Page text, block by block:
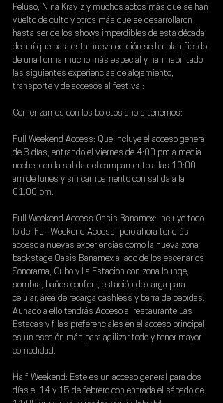
Peluso, Nina Kraviz y muchos actos más que se han
vuelto de culto y otros más que se desarrollaron
hasta ser de los shows imperdibles de esta década,
de ahí que para esta nueva edición se ha planificado
de una forma mucho más especial y han habilitado
las siguientes experiencias de alojamiento,
transporte y de accesos al festival:
Comenzamos con los boletos ahora tenemos:
Full Weekend Access: Que incluye el acceso general
de 3 días, entrando el viernes de 4:00 pm a media
noche, con la salida del campamento a las 10:00
am de lunes y sin campamento con salida a la
01:00 pm.
Full Weekend Access Oasis Banamex: Incluye todo
lo del Full Weekend Access, pero ahora tendrás
acceso a nuevas experiencias como la nueva zona
backstage Oasis Banamex a lado de los escenarios
Sonorama, Cubo y La Estación con zona lounge,
sombra, baños confort, estación de carga para
celular, área de recarga cashless y barra de bebidas.
Aunado a ello tendrás Acceso al restaurante Las
Estacas y filas preferenciales en el acceso principal,
es un escalón más para agilizar todo y tener mayor
comodidad.
Half Weekend: Este es un acceso general para dos
días el 14 y 15 de febrero con entrada el sábado de